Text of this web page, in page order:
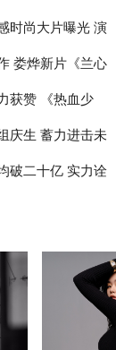
时尚大片曝光 演
娄烨新片《兰心
档
获赞 《热血少
庆生 蓄力进击未
破二十亿 实力诠